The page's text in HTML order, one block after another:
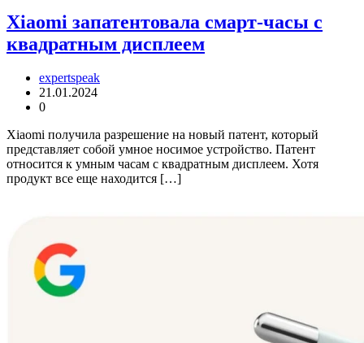
Xiaomi запатентовала смарт-часы с
квадратным дисплеем
expertspeak
21.01.2024
0
Xiaomi получила разрешение на новый патент, который
представляет собой умное носимое устройство. Патент
относится к умным часам с квадратным дисплеем. Хотя
продукт все еще находится […]